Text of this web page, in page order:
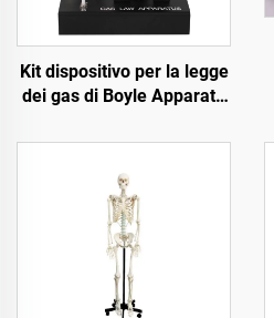
Kit dispositivo per la legge
dei gas di Boyle Apparato
attrezzature per
laboratorio scientifico con
temperatura